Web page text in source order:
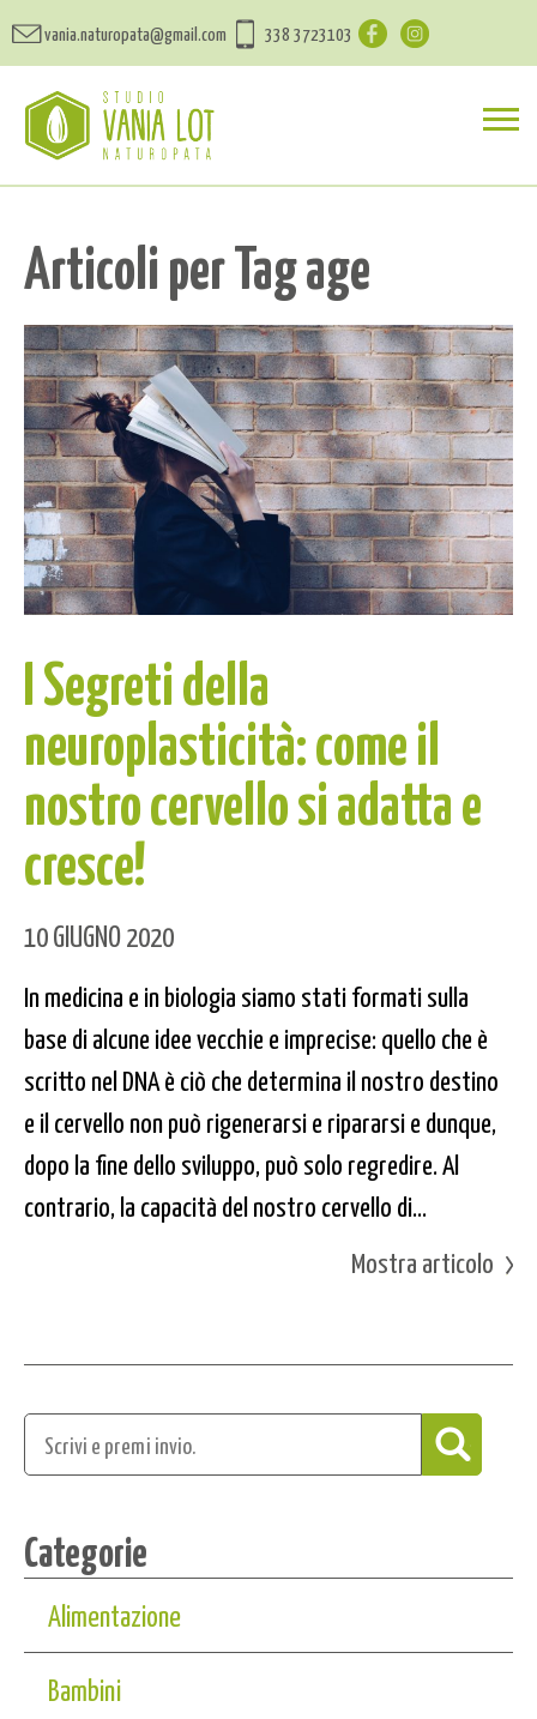
vania.naturopata@gmail.com 338 3723103
Articoli per Tag age
I Segreti della
neuroplasticità: come il
nostro cervello si adatta e
cresce!
10 GIUGNO 2020
In medicina e in biologia siamo stati formati sulla
base di alcune idee vecchie e imprecise: quello che è
scritto nel DNA è ciò che determina il nostro destino
e il cervello non può rigenerarsi e ripararsi e dunque,
dopo la fine dello sviluppo, può solo regredire. Al
contrario, la capacità del nostro cervello di...
Mostra articolo
Categorie
Alimentazione
Bambini